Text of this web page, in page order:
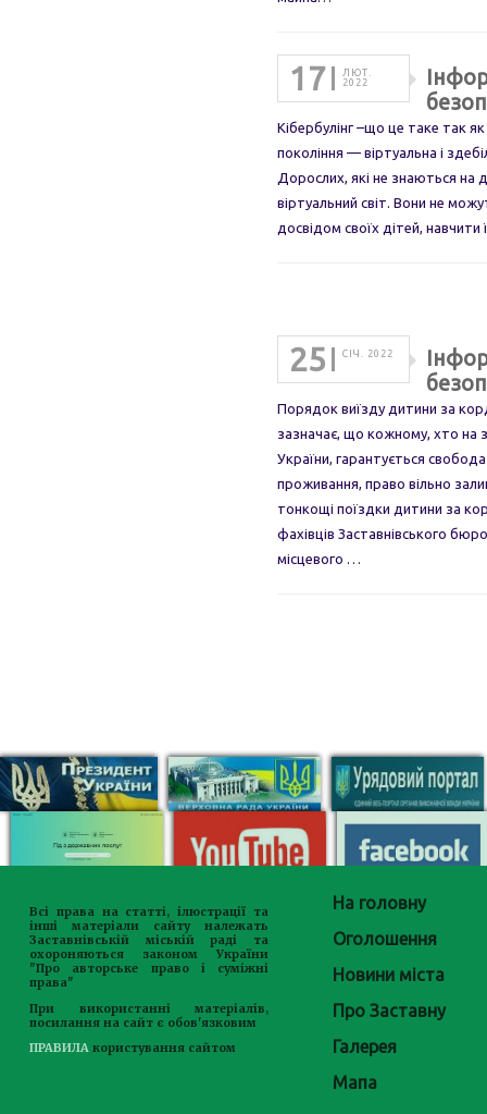
17
ЛЮТ.
2022
Кібербулінг –що це таке так
покоління — віртуальна і
Дорослих, які не знаються на
віртуальний світ. Вони не
досвідом своїх дітей,
25 СІЧ. 2022
Порядок виїзду дитини за
зазначає, що кожному, хто на
України, гарантується
проживання, право вільно
тонкощі поїздки дитини за
фахівців Заставнівського
місцевого …
Всі права на статті, ілюстрації та
інші матеріали сайту належать
Заставнівській міській раді та
охороняються законом України
"Про авторське право і суміжні
права"
При використанні матеріалів,
посилання на сайт є обов'язковим
ПРАВИЛА користування сайтом
На головну
Оголошення
Новини міста
Про Заставну
Галерея
Мапа